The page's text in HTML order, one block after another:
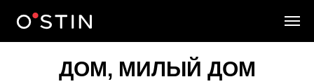
ДОМ, МИЛЫЙ ДОМ